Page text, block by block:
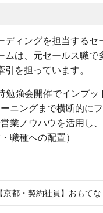
ディングを担当する
ムは、元セールス職
を担っています。
強会開催でインプッ
ニングまで横断的に
業ノウハウを活用し
職種への配置）
【京都・契約社員】おもて